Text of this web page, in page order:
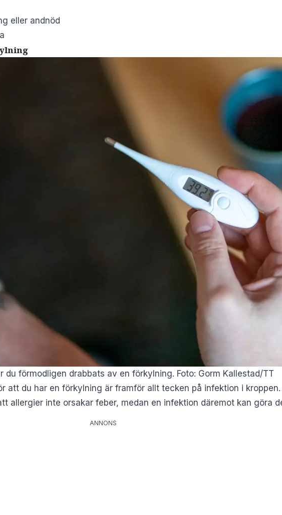
eller andnöd
du förmodligen drabbats av en förkylning. Foto: Gorm Kallestad/TT
att du har en förkylning är framför allt tecken på infektion i
allergier inte orsakar feber, medan en infektion däremot kan göra
ANNONS